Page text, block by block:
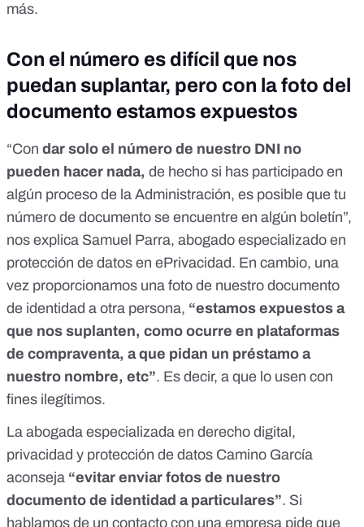
más.
Con el número es difícil que nos
puedan suplantar, pero con la foto del
documento estamos expuestos
“Con dar solo el número de nuestro DNI no
pueden hacer nada, de hecho si has participado en
algún proceso de la Administración, es posible que tu
número de documento se encuentre en algún boletín”,
nos explica Samuel Parra, abogado especializado en
protección de datos en ePrivacidad. En cambio, una
vez proporcionamos una foto de nuestro documento
de identidad a otra persona, “estamos expuestos a
que nos suplanten, como ocurre en plataformas
de compraventa, a que pidan un préstamo a
nuestro nombre, etc”. Es decir, a que lo usen con
fines ilegítimos.
La abogada especializada en derecho digital,
privacidad y protección de datos Camino García
aconseja “evitar enviar fotos de nuestro
documento de identidad a particulares”. Si
hablamos de un contacto con una empresa pide que